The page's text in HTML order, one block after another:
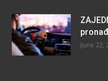
June 22,